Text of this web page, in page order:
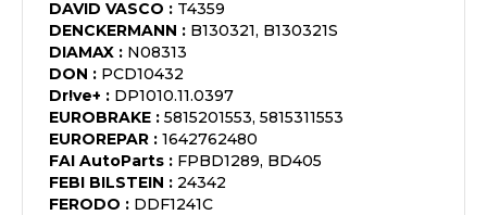
DAVID VASCO : T4359
DENCKERMANN : B130321, B130321S
DIAMAX : N08313
DON : PCD10432
Dr!ve+ : DP1010.11.0397
EUROBRAKE : 5815201553, 5815311553
EUROREPAR : 1642762480
FAI AutoParts : FPBD1289, BD405
FEBI BILSTEIN : 24342
FERODO : DDF1241C